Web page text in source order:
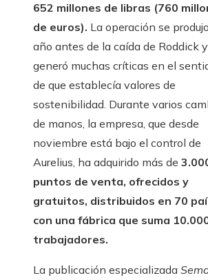
652 millones de libras (760
de euros). La operación se
año antes de la caída de Roddick y
generó muchas críticas en el
de que establecía valores de
sostenibilidad. Durante varios
de manos, la empresa, que desde
noviembre está bajo el control de
Aurelius, ha adquirido más de
puntos de venta, ofrecidos y
gratuitos, distribuidos en 70
con una fábrica que suma
trabajadores.
La publicación especializada